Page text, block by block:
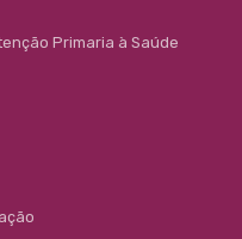
Primaria à Saúde